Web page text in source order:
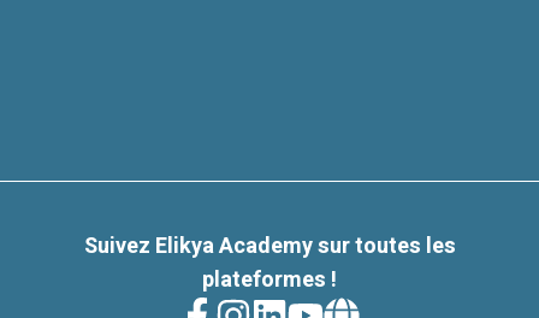
Suivez Elikya Academysur toutes les
plateformes !